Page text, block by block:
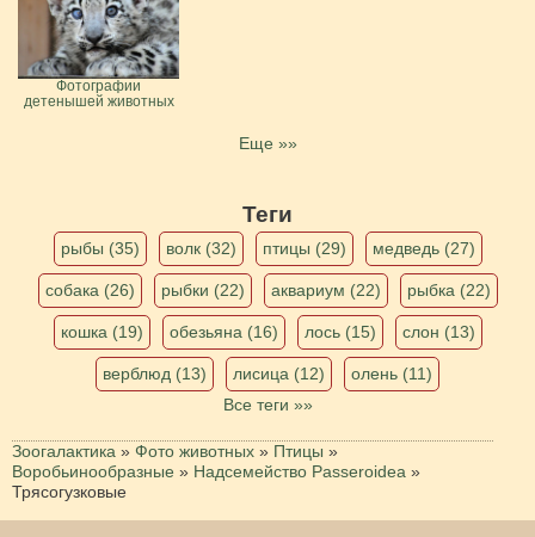
Фотографии
детенышей животных
Еще »»
Теги
рыбы (35) волк (32) птицы (29) медведь (27)
собака (26) рыбки (22) аквариум (22) рыбка (22)
кошка (19) обезьяна (16) лось (15) слон (13)
верблюд (13) лисица (12)
олень (11)
Все теги »»
Зоогалактика » Фото животных » Птицы »
Воробьинообразные » Надсемейство Passeroidea »
Трясогузковые